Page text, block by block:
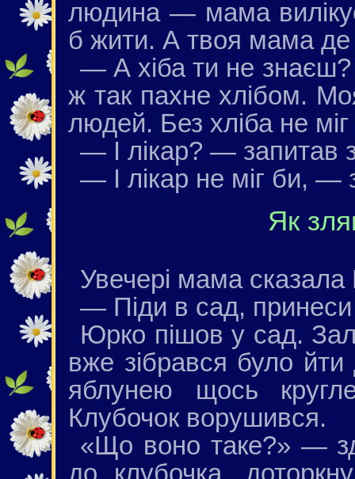
людина — мама
б жити. А твоя мама
— А хіба ти не
ж так пахне хлібом.
людей. Без хліба не
— І лікар? — запитав
— І лікар не міг би, —
Як
Увечері мама сказала
— Піди в сад, принеси
Юрко пішов у сад.
вже зібрався було
яблунею щось
Клубочок ворушився.
«Що воно таке?» —